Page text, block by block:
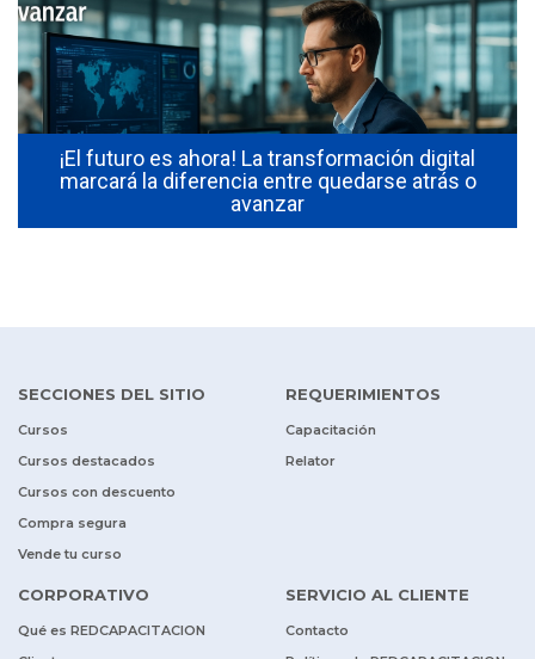
¡El futuro es ahora! La transformación digital
marcará la diferencia entre quedarse atrás o
avanzar
SECCIONES DEL SITIO
Cursos
Cursos destacados
Cursos con descuento
Compra segura
Vende tu curso
REQUERIMIENTOS
Capacitación
Relator
CORPORATIVO
Qué es REDCAPACITACION
SERVICIO AL CLIENTE
Contacto